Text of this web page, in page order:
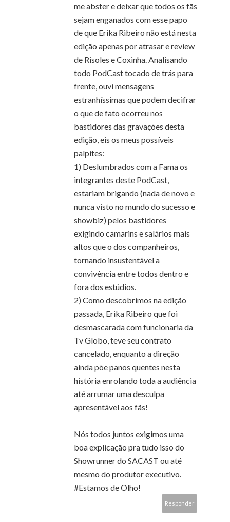
me abster e deixar que todos os fãs
sejam enganados com esse papo
de que Erika Ribeiro não está nesta
edição apenas por atrasar e review
de Risoles e Coxinha. Analisando
todo PodCast tocado de trás para
frente, ouvi mensagens
estranhíssimas que podem decifrar
o que de fato ocorreu nos
bastidores das gravações desta
edição, eis os meus possíveis
palpites:
1) Deslumbrados com a Fama os
integrantes deste PodCast,
estariam brigando (nada de novo e
nunca visto no mundo do sucesso e
showbiz) pelos bastidores
exigindo camarins e salários mais
altos que o dos companheiros,
tornando insustentável a
convivência entre todos dentro e
fora dos estúdios.
2) Como descobrimos na edição
passada, Erika Ribeiro que foi
desmascarada com funcionaria da
Tv Globo, teve seu contrato
cancelado, enquanto a direção
ainda põe panos quentes nesta
história enrolando toda a audiência
até arrumar uma desculpa
apresentável aos fãs!
Nós todos juntos exigimos uma
boa explicação pra tudo isso do
Showrunner do SACAST ou até
mesmo do produtor executivo.
#Estamos de Olho!
Responder